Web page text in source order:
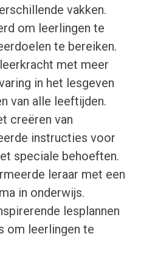
vakken.
om leerlingen te
te bereiken.
met meer
in het lesgeven
van alle leeftijden.
creëren van
instructies voor
speciale behoeften.
leraar met een
in onderwijs.
lesplannen
om leerlingen te